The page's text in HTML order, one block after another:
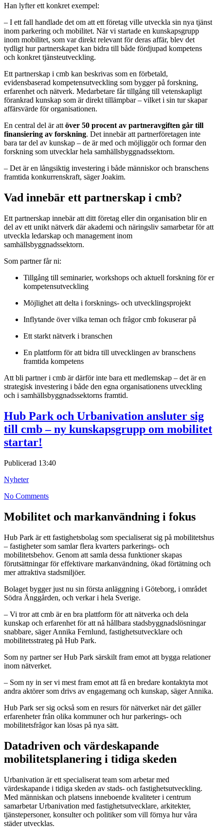
Han lyfter ett konkret exempel:
– I ett fall handlade det om att ett företag ville utveckla sin nya tjänst
inom parkering och mobilitet. När vi startade en kunskapsgrupp
inom mobilitet, som var direkt relevant för deras affär, blev det
tydligt hur partnerskapet kan bidra till både fördjupad kompetens
och konkret tjänsteutveckling.
Ett partnerskap i cmb kan beskrivas som en förbetald,
evidensbaserad kompetensutveckling som bygger på forskning,
erfarenhet och nätverk. Medarbetare får tillgång till vetenskapligt
förankrad kunskap som är direkt tillämpbar – vilket i sin tur skapar
affärsvärde för organisationen.
En central del är attöver 50 procent av partneravgiften går till
finansiering av forskning. Det innebär att partnerföretagen inte
bara tar del av kunskap – de är med och möjliggör och formar den
forskning som utvecklar hela samhällsbyggnadssektorn.
– Det är en långsiktig investering i både människor och branschens
framtida konkurrenskraft, säger Joakim.
Vad innebär ett partnerskap i cmb?
Ett partnerskap innebär att ditt företag eller din organisation blir en
del av ett unikt nätverk där akademi och näringsliv samarbetar för att
utveckla ledarskap och management inom
samhällsbyggnadssektorn.
Som partner får ni:
Tillgång till seminarier, workshops och aktuell forskning för er
kompetensutveckling
Möjlighet att delta i forsknings- och utvecklingsprojekt
Inflytande över vilka teman och frågor cmb fokuserar på
Ett starkt nätverk i branschen
En plattform för att bidra till utvecklingen av branschens
framtida kompetens
Att bli partner i cmb är därför inte bara ett medlemskap – det är en
strategisk investering i både den egna organisationens utveckling
och i samhällsbyggnadssektorns framtid.
Hub Park och Urbanivation ansluter sig
till cmb – ny kunskapsgrupp om mobilitet
startar!
Publicerad 13:40
Nyheter
No Comments
Mobilitet och markanvändning i fokus
Hub Park är ett fastighetsbolag som specialiserat sig på mobilitetshus
– fastigheter som samlar flera kvarters parkerings- och
mobilitetsbehov. Genom att samla dessa funktioner skapas
förutsättningar för effektivare markanvändning, ökad förtätning och
mer attraktiva stadsmiljöer.
Bolaget bygger just nu sin första anläggning i Göteborg, i området
Södra Änggården, och verkar i hela Sverige.
– Vi tror att cmb är en bra plattform för att nätverka och dela
kunskap och erfarenhet för att nå hållbara stadsbyggnadslösningar
snabbare, säger Annika Fernlund, fastighetsutvecklare och
mobilitetsstrateg på Hub Park.
Som ny partner ser Hub Park särskilt fram emot att bygga relationer
inom nätverket.
– Som ny in ser vi mest fram emot att få en bredare kontaktyta mot
andra aktörer som drivs av engagemang och kunskap, säger Annika.
Hub Park ser sig också som en resurs för nätverket när det gäller
erfarenheter från olika kommuner och hur parkerings- och
mobilitetsfrågor kan lösas på nya sätt.
Datadriven och värdeskapande
mobilitetsplanering i tidiga skeden
Urbanivation är ett specialiserat team som arbetar med
värdeskapande i tidiga skeden av stads- och fastighetsutveckling.
Med människan och platsens inneboende kvaliteter i centrum
samarbetar Urbanivation med fastighetsutvecklare, arkitekter,
tjänstepersoner, konsulter och politiker som vill förnya hur våra
städer utvecklas.